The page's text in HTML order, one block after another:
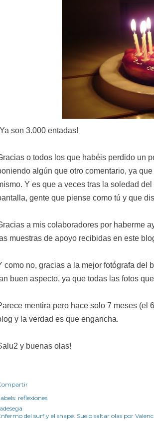
son 3.000 entadas!
o todos los que habéis perdido un
algún que otro comentario, ya
Y es que a veces tras la soledad
gente que piense como tú y que
a mis colaboradores por haberme
muestras de apoyo recibidas en este
como no, gracias a la mejor fotógrafa del
buen aspecto, ya que todas las fotos
mentira pero hace solo 7 meses (el
y la verdad es que engancha.
y buenas olas!
reflexiones
del surf y el shape. Suelo saltar olas por